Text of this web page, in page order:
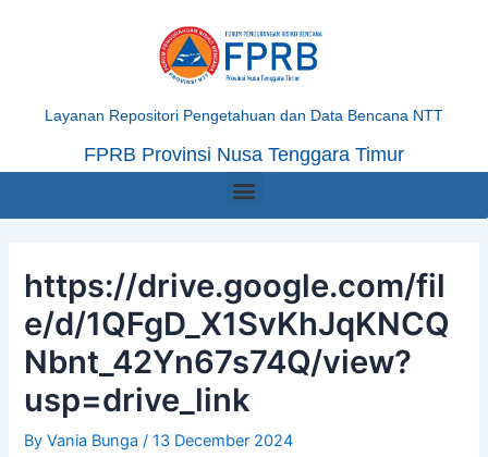
Layanan Repositori Pengetahuan dan Data Bencana NTT
FPRB Provinsi Nusa Tenggara Timur
Menu
https://drive.google.com/fil
e/d/1QFgD_X1SvKhJqKNCQ
Nbnt_42Yn67s74Q/view?
usp=drive_link
ByVania Bunga/13 December 2024